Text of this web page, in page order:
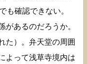
も確認できない。
があるのだろうか。
た）。弁天堂の周囲
よって浅草寺境内は